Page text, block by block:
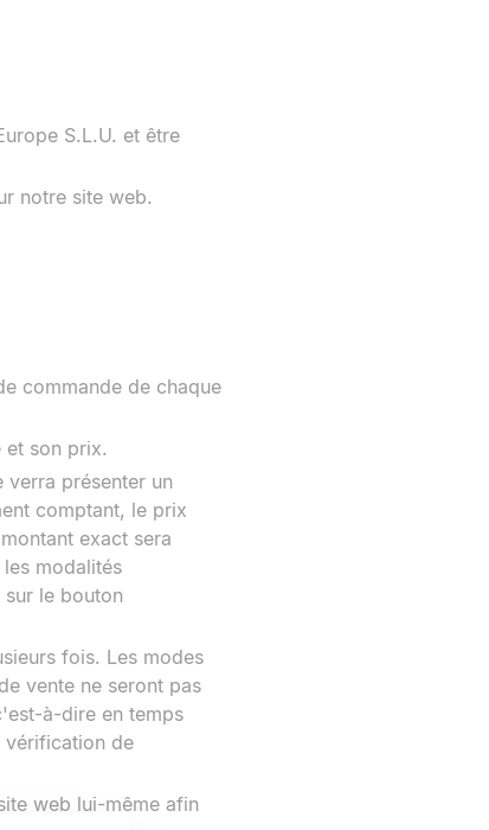
S.L.U. et être
notre site web.
commande de chaque
et son prix.
présenter un
comptant, le prix
exact sera
modalités
le bouton
fois. Les modes
vente ne seront pas
à-dire en temps
vérification de
web lui-même afin